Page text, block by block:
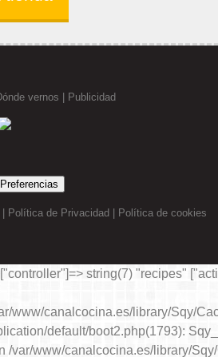
vernos | Publicidad
Política de Privacidad Política de cookies
string(7) "recipes"
www/canalcocina.es/library/Sqy/
default/boot2.php(1793):
/var/www/canalcocina.es/library/